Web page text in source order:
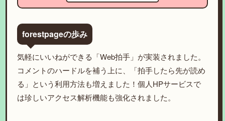
forestpageの歩み
気軽にいいねができる「Web拍手」が実装されました。
コメントのハードルを補う上に、「拍手したら先が読め
る」という利用方法も増えました！個人HPサービスで
は珍しいアクセス解析機能も強化されました。